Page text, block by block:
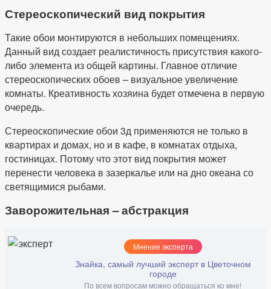
Стереоскопический вид покрытия
Такие обои монтируются в небольших помещениях.
Данный вид создает реалистичность присутствия какого-
либо элемента из общей картины. Главное отличие
стереоскопических обоев – визуальное увеличение
комнаты. Креативность хозяина будет отмечена в первую
очередь.
Стереоскопические обои 3д применяются не только в
квартирах и домах, но и в кафе, в комнатах отдыха,
гостиницах. Потому что этот вид покрытия может
перенести человека в зазеркалье или на дно океана со
светящимися рыбами.
Заворожительная – абстракция
Мнение эксперта
Знайка, самый лучший эксперт в Цветочном
городе
По всем вопросам можно обращаться ко мне!